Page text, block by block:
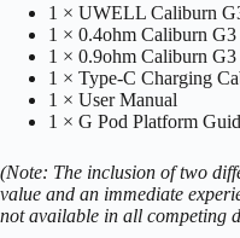
1 × UWELL Caliburn
1 × 0.4ohm Caliburn
1 × 0.9ohm Caliburn
1 × Type-C Charging
1 × User Manual
1 × G Pod Platform
(Note: The inclusion of two
value and an immediate
not available in all competing